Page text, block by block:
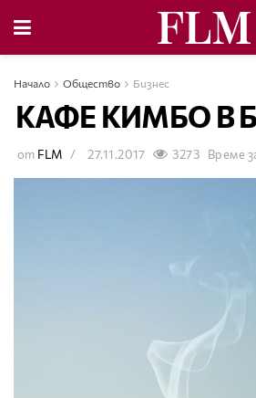
Начало Общество Бизнес
КАФЕ КИМБО В
от FLM 27.11.2017 3273 Време